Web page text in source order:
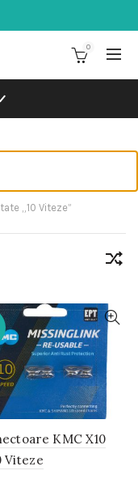
0
„10 Viteze”
KMC X10
Viteze